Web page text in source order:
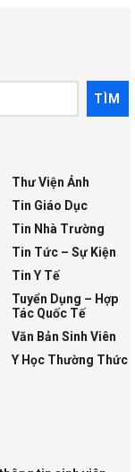
TÌM
Thư Viện Ảnh
Tin Giáo Dục
Tin Nhà Trường
Tin Tức – Sự Kiện
Tin Y Tế
Tuyển Dụng – Hợp
Tác Quốc Tế
Văn Bản Sinh Viên
Y Học Thường Thức